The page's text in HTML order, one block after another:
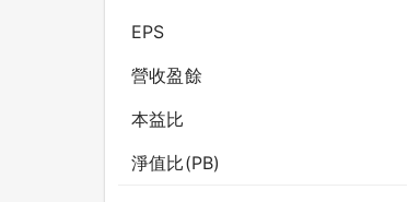
EPS
營收盈餘
本益比
淨值比(PB)